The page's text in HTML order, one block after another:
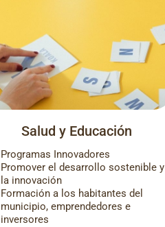
Salud y Educación
Programas Innovadores
Promover el desarrollo sostenible y
la innovación
Formación a los habitantes del
municipio, emprendedores e
inversores